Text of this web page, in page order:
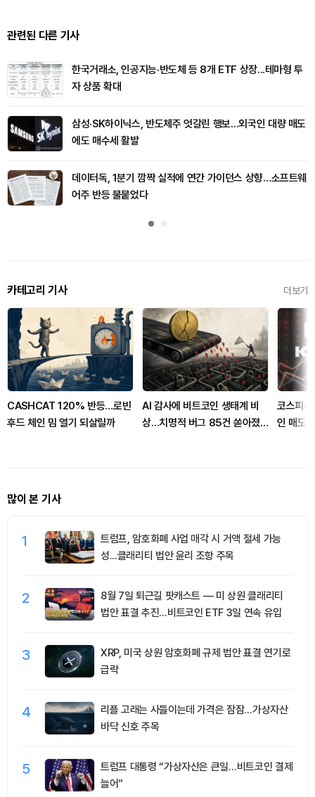
관련된 다른 기사
한국거래소, 인공지능·반도체 등 8개 ETF 상장...테마형 투
자 상품 확대
삼성·SK하이닉스, 반도체주 엇갈린 행보…외국인 대량 매도
에도 매수세 활발
데이터독, 1분기 깜짝 실적에 연간 가이던스 상향…소프트웨
어주 반등 불붙었다
카테고리 기사 더보기
CASHCAT 120% 반등…로빈
후드 체인 밈 열기 되살릴까
AI 감사에 비트코인 생태계 비
상…치명적 버그 85건 쏟아졌
코스피·
인 매도
많이 본 기사
1
트럼프, 암호화폐 사업 매각 시 거액 절세 가능
성...클래리티 법안 윤리 조항 주목
2
8월 7일 퇴근길 팟캐스트 — 미 상원 클래리티
법안 표결 추진…비트코인 ETF 3일 연속 유입
3
XRP, 미국 상원 암호화폐 규제 법안 표결 연기로
급락
4
리플 고래는 사들이는데 가격은 잠잠…가상자산
바닥 신호 주목
5
트럼프 대통령 “가상자산은 큰일…비트코인 결제
늘어”